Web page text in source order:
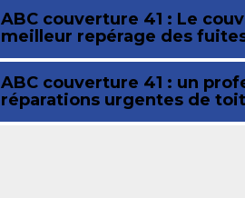
ABC couverture 41 : Le
meilleur repérage des
ABC couverture 41 : un
réparations urgentes de